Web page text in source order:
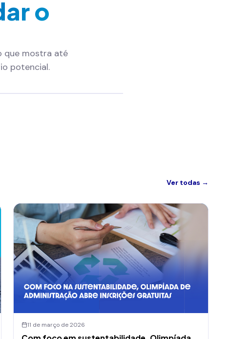
o
que mostra até
potencial.
Ver todas →
11 de março de 2026